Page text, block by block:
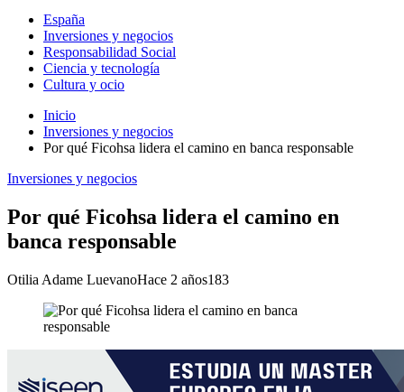
España
Inversiones y negocios
Responsabilidad Social
Ciencia y tecnología
Cultura y ocio
Inicio
Inversiones y negocios
Por qué Ficohsa lidera el camino en banca responsable
Inversiones y negocios
Por qué Ficohsa lidera el camino en
banca responsable
Otilia Adame LuevanoHace 2 años183